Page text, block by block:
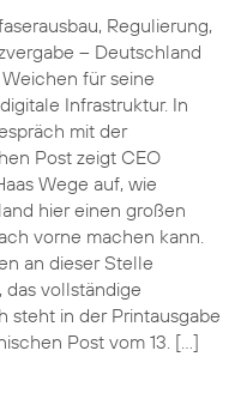
Regulierung,
– Deutschland
für seine
Infrastruktur. In
mit der
Post zeigt CEO
Wege auf, wie
hier einen großen
vorne machen kann.
an dieser Stelle
das vollständige
steht in der Printausgabe
Post vom 13. […]